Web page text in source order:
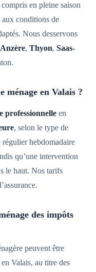
en pleine saison
aux conditions de
Nous desservons
Anzère, Thyon, Saas-
ménage en Valais ?
professionnelle en
, selon le type de
hebdomadaire
qu’une intervention
le haut. Nos tarifs
des impôts
peuvent être
en Valais, au titre des